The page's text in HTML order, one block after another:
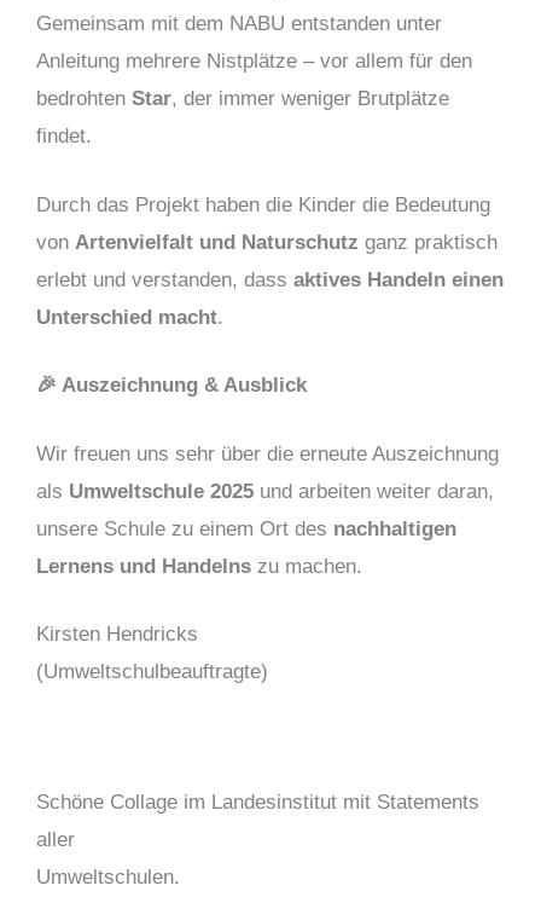
Gemeinsam mit dem NABU entstanden unter
Anleitung mehrere Nistplätze – vor allem für den
bedrohtenStar, der immer weniger Brutplätze
findet.
Durch das Projekt haben die Kinder die Bedeutung
vonArtenvielfalt und Naturschutz ganz praktisch
erlebt und verstanden, dassaktives Handeln einen
Unterschied macht.
🎉 Auszeichnung & Ausblick
Wir freuen uns sehr über die erneute Auszeichnung
als Umweltschule 2025 und arbeiten weiter daran,
unsere Schule zu einem Ort des nachhaltigen
Lernens und Handelns zu machen.
Kirsten Hendricks
(Umweltschulbeauftragte)
Schöne Collage im Landesinstitut mit Statements
aller
Umweltschulen.